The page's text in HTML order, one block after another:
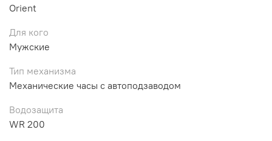
Orient
Для кого
Мужские
Тип механизма
Механические часы с автоподзаводом
Водозащита
WR 200